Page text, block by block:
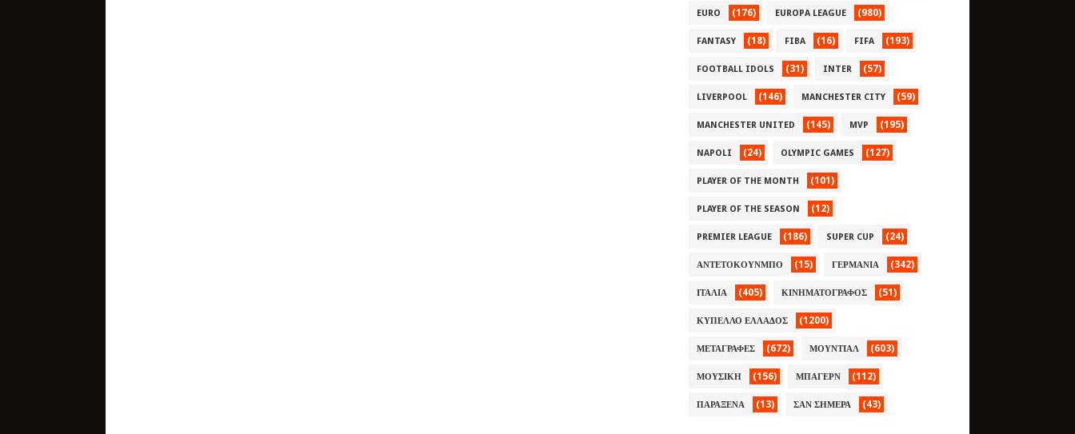
EURO (176) EUROPA LEAGUE (980)
FANTASY (18) FIBA (16) FIFA (193)
FOOTBALL IDOLS (31) INTER (57)
LIVERPOOL (146) MANCHESTER CITY (59)
MANCHESTER UNITED (145) MVP (195)
NAPOLI (24) OLYMPIC GAMES (127)
PLAYER OF THE MONTH (101)
PLAYER OF THE SEASON (12)
PREMIER LEAGUE (186) SUPER CUP (24)
ΑΝΤΕΤΟΚΟΥΝΜΠΟ (15) ΓΕΡΜΑΝΙΑ (342)
ΙΤΑΛΙΑ (405) ΚΙΝΗΜΑΤΟΓΡΑΦΟΣ (51)
ΚΥΠΕΛΛΟ ΕΛΛΑΔΟΣ (1200)
ΜΕΤΑΓΡΑΦΕΣ (672) ΜΟΥΝΤΙΑΛ (603)
ΜΟΥΣΙΚΗ (156) ΜΠΑΓΕΡΝ (112)
ΠΑΡΑΞΕΝΑ (13) ΣΑΝ ΣΗΜΕΡΑ (43)